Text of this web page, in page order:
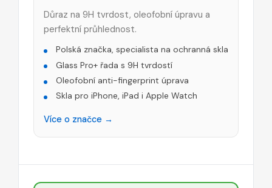
Důraz na 9H tvrdost, oleofobní úpravu a
perfektní průhlednost.
Polská značka, specialista na ochranná skla
Glass Pro+ řada s 9H tvrdostí
Oleofobní anti-fingerprint úprava
Skla pro iPhone, iPad i Apple Watch
Více o značce →